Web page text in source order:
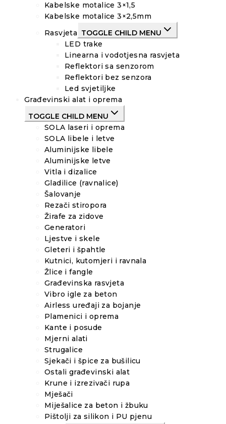
Kabelske motalice 3×1,5
Kabelske motalice 3×2,5mm
Rasvjeta TOGGLE CHILD MENU
LED trake
Linearna i vodotjesna rasvjeta
Reflektori sa senzorom
Reflektori bez senzora
Led svjetiljke
Građevinski alat i oprema
TOGGLE CHILD MENU
SOLA laseri i oprema
SOLA libele i letve
Aluminijske libele
Aluminijske letve
Vitla i dizalice
Gladilice (ravnalice)
Šalovanje
Rezači stiropora
Žirafe za zidove
Generatori
Ljestve i skele
Gleteri i špahtle
Kutnici, kutomjeri i ravnala
Žlice i fangle
Građevinska rasvjeta
Vibro igle za beton
Airless uređaji za bojanje
Plamenici i oprema
Kante i posude
Mjerni alati
Strugalice
Sjekači i špice za bušilicu
Ostali građevinski alat
Krune i izrezivači rupa
Mješači
Miješalice za beton i žbuku
Pištolji za silikon i PU pjenu